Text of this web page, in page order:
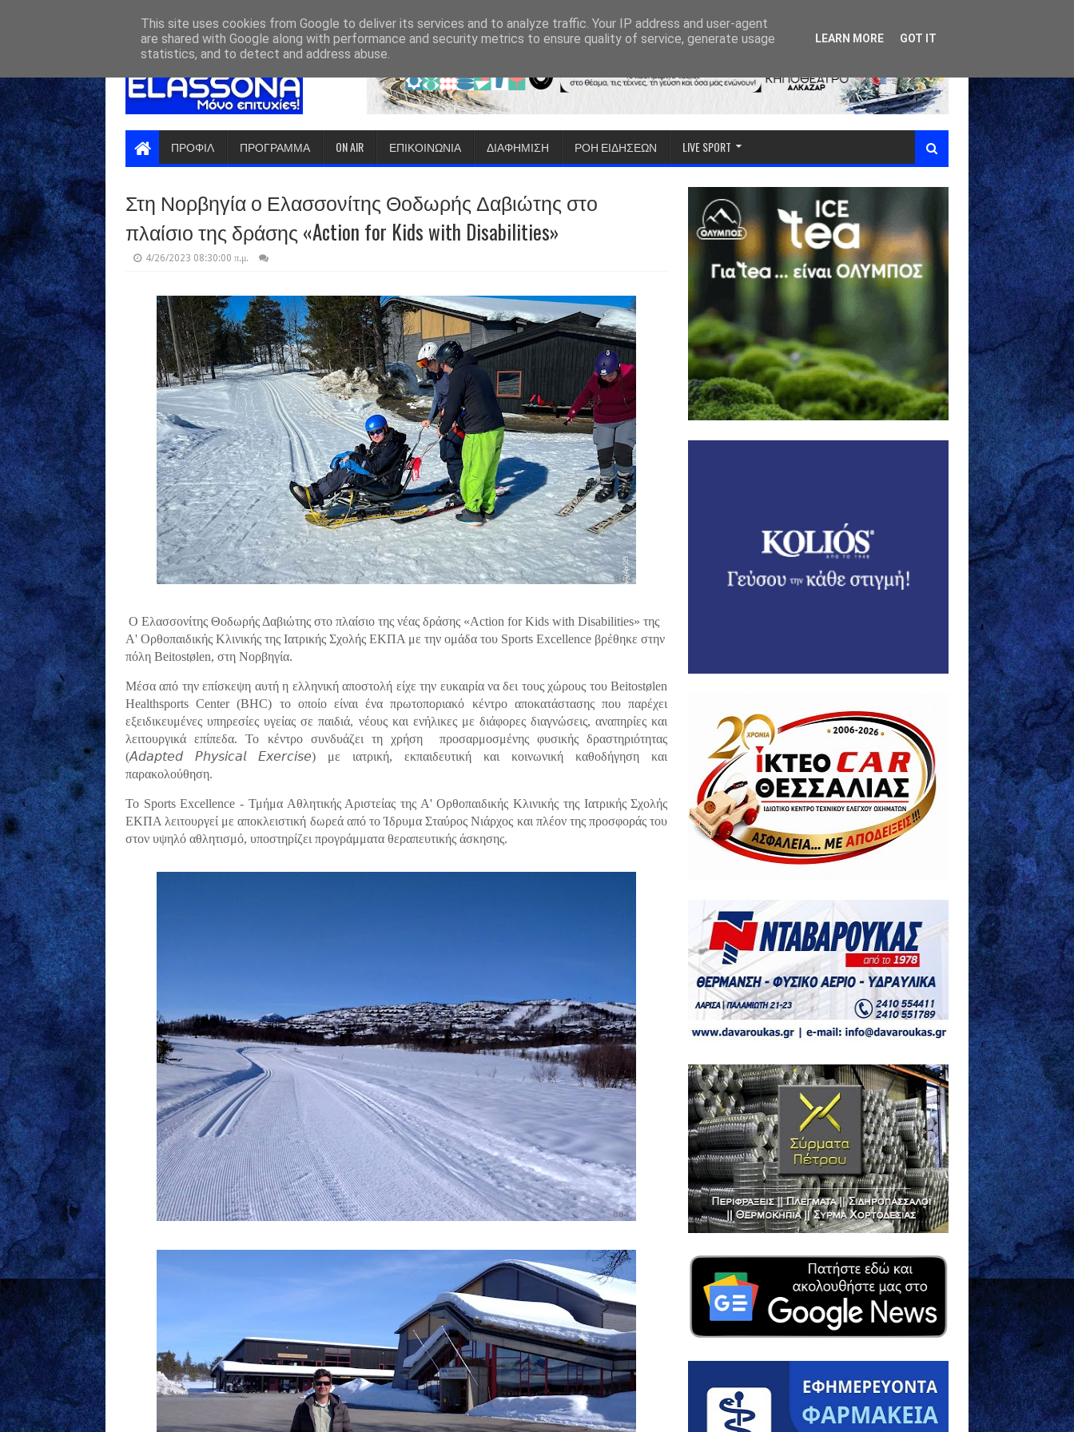
ΠΡΟΦΙΛ ΠΡΟΓΡΑΜΜΑ ON AIR ΕΠΙΚΟΙΝΩΝΙΑ ΔΙΑΦΗΜΙΣΗ ΡΟΗ ΕΙΔΗΣΕΩΝ LIVE SPORT
Στη Νορβηγία ο Ελασσονίτης Θοδωρής Δαβιώτης στο
πλαίσιο της δράσης «Action for Kids with Disabilities»
4/26/2023 08:30:00 π.μ.
Ο Ελασσονίτης Θοδωρής Δαβιώτης στο πλαίσιο της νέας δράσης «Action for Kids with Disabilities» της
Α' Ορθοπαιδικής Κλινικής της Ιατρικής Σχολής ΕΚΠΑ με την ομάδα του Sports Excellence βρέθηκε στην
πόλη Beitostølen, στη Νορβηγία.
Μέσα από την επίσκεψη αυτή η ελληνική αποστολή είχε την ευκαιρία να δει τους χώρους του Beitostølen
Healthsports Center (BHC) το οποίο είναι ένα πρωτοποριακό κέντρο αποκατάστασης που παρέχει
εξειδικευμένες υπηρεσίες υγείας σε παιδιά, νέους και ενήλικες με διάφορες διαγνώσεις, αναπηρίες και
λειτουργικά επίπεδα. Το κέντρο συνδυάζει τη χρήση
προσαρμοσμένης φυσικής δραστηριότητας
(𝘈𝘥𝘢𝘱𝘵𝘦𝘥 𝘗𝘩𝘺𝘴𝘪𝘤𝘢𝘭 𝘌𝘹𝘦𝘳𝘤𝘪𝘴𝘦) με ιατρική, εκπαιδευτική και κοινωνική καθοδήγηση και
παρακολούθηση.
Το Sports Excellence - Τμήμα Αθλητικής Αριστείας της Α' Ορθοπαιδικής Κλινικής της Ιατρικής Σχολής
ΕΚΠΑ λειτουργεί με αποκλειστική δωρεά από το Ίδρυμα Σταύρος Νιάρχος και πλέον της προσφοράς του
στον υψηλό αθλητισμό, υποστηρίζει προγράμματα θεραπευτικής άσκησης.
This site uses cookies from Google to deliver its services and to analyze traffic. Your IP address and user-agent
are shared with Google along with performance and security metrics to ensure quality of service, generate usage
statistics, and to detect and address abuse.
LEARN MORE GOT IT